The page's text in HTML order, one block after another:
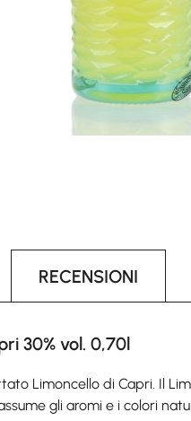
RECENSIONI
30% vol. 0,70l
Limoncello di Capri. Il
gli aromi e i colori